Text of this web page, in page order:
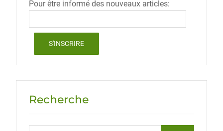
Pour être informé des nouveaux articles:
Recherche